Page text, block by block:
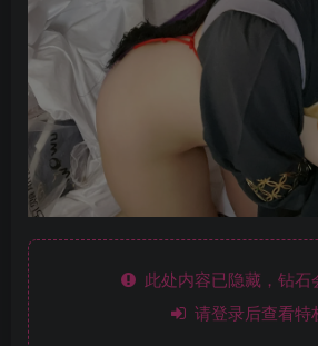
此处内容已隐藏，钻石
请登录后查看特